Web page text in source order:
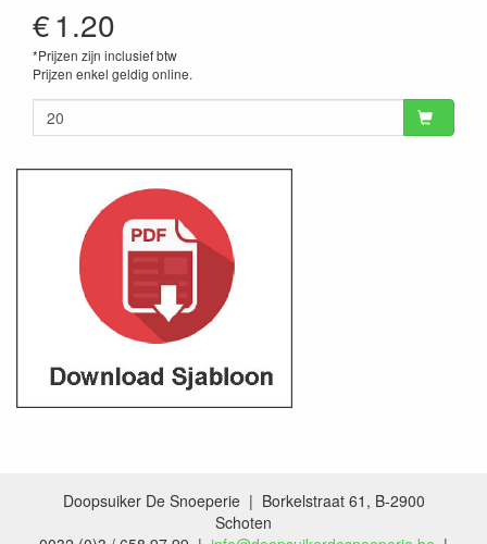
€1.20
*Prijzen zijn inclusief btw
Prijzen enkel geldig online.
Doopsuiker De Snoeperie | Borkelstraat 61, B-2900
Schoten